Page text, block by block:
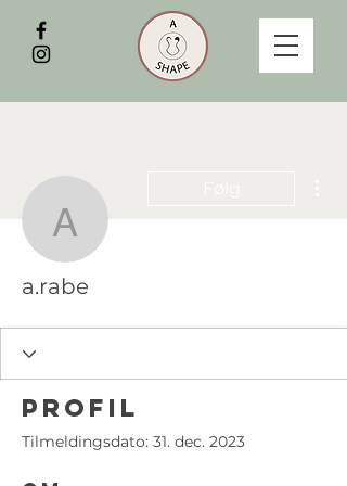
a.rabe
a.rabe
Profil
Tilmeldingsdato: 31. dec. 2023